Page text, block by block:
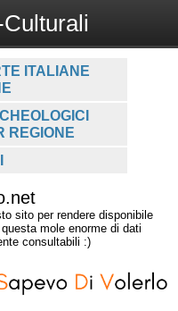
ITALIANE
REGIONE
sito per rendere disponibile
mole enorme di dati
consultabili :)